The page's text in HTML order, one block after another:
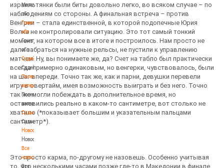
Могилевская
обл
Гомельская
обл
Гомельская
обл
Судейство
Судейство
Полезные
материалы
Полезные
материалы
Судьи
Судьи
Новости
Новости
Все
новости
Все
израильтянки были биты довольно легко, во всяком случае – по
наблюдениям со стороны. А финальная встреча – против
Венгрии – стала единственной, в которой подопечные Юрия
Волка не контролировали ситуацию. Это тот самый тонкий
момент, на котором все в итоге и построилось. Нам просто не
дали забраться на нужные рельсы, не пустили к управлению
матчем. Ну, вы понимаете же, да? Счет на табло был практически
всегда примерно одинаковым, но венгерки, чувствовалось, были
на шаг впереди. Точно так же, как и парни, девушки перевели
игру в овертайм, имея возможность выиграть и без него. Точно
так же могли побеждать в дополнительное время, но
остановились реально в каком-то сантиметре, вот столько не
хватило (*показывает большим и указательным пальцами
сантиметр*).
Это просто карма, по-другому не назовешь. Особенно учитывая
то, что несколькими часами позже где-то в Македонии в финале